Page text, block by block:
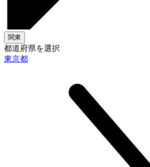
関東
都道府県を選択
東京都